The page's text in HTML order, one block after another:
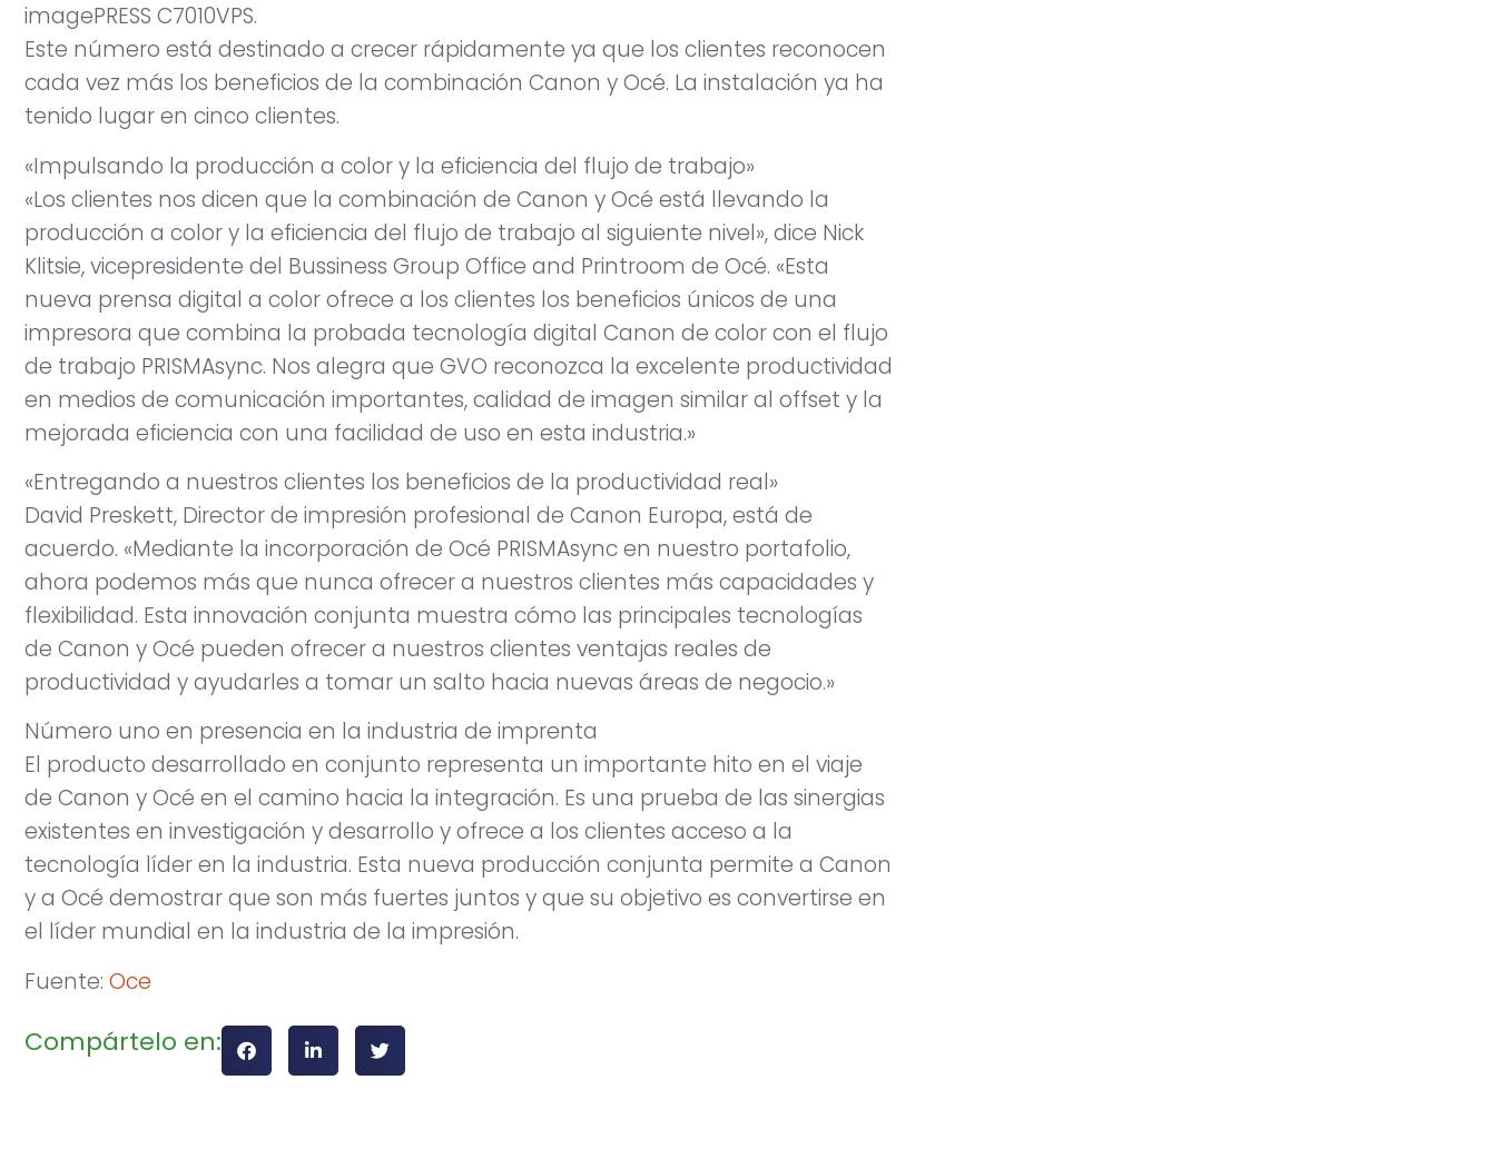
imagePRESS C7010VPS.
Este número está destinado a crecer rápidamente ya que los clientes reconocen
cada vez más los beneficios de la combinación Canon y Océ. La instalación ya ha
tenido lugar en cinco clientes.
«Impulsando la producción a color y la eficiencia del flujo de trabajo»
«Los clientes nos dicen que la combinación de Canon y Océ está llevando la
producción a color y la eficiencia del flujo de trabajo al siguiente nivel», dice Nick
Klitsie, vicepresidente del Bussiness Group Office and Printroom de Océ. «Esta
nueva prensa digital a color ofrece a los clientes los beneficios únicos de una
impresora que combina la probada tecnología digital Canon de color con el flujo
de trabajo PRISMAsync. Nos alegra que GVO reconozca la excelente productividad
en medios de comunicación importantes, calidad de imagen similar al offset y la
mejorada eficiencia con una facilidad de uso en esta industria.»
«Entregando a nuestros clientes los beneficios de la productividad real»
David Preskett, Director de impresión profesional de Canon Europa, está de
acuerdo. «Mediante la incorporación de Océ PRISMAsync en nuestro portafolio,
ahora podemos más que nunca ofrecer a nuestros clientes más capacidades y
flexibilidad. Esta innovación conjunta muestra cómo las principales tecnologías
de Canon y Océ pueden ofrecer a nuestros clientes ventajas reales de
productividad y ayudarles a tomar un salto hacia nuevas áreas de negocio.»
Número uno en presencia en la industria de imprenta
El producto desarrollado en conjunto representa un importante hito en el viaje
de Canon y Océ en el camino hacia la integración. Es una prueba de las sinergias
existentes en investigación y desarrollo y ofrece a los clientes acceso a la
tecnología líder en la industria. Esta nueva producción conjunta permite a Canon
y a Océ demostrar que son más fuertes juntos y que su objetivo es convertirse en
el líder mundial en la industria de la impresión.
Fuente: Oce
Compártelo en: